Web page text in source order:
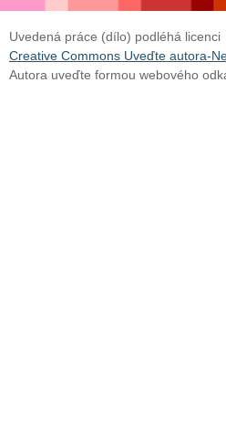
Uvedená práce (dílo) podléhá licenci
Creative Commons Uveďte autora-
Autora uveďte formou webového